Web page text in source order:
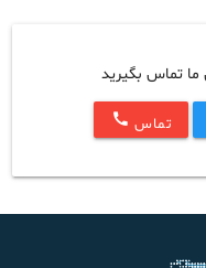
ما تماس بگیرید
تماس call